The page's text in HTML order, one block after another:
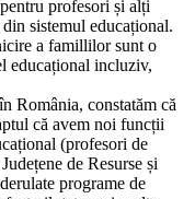
profesori și alți
sistemul educațional.
a famillilor sunt o
educațional incluziv,
România, constatăm că
că avem noi funcții
(profesori de
de Resurse și
programe de